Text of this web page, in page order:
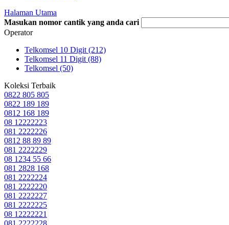
Halaman Utama
Masukan nomor cantik yang anda cari
Operator
Telkomsel 10 Digit (212)
Telkomsel 11 Digit (88)
Telkomsel (50)
Koleksi Terbaik
0822 805 805
0822 189 189
0812 168 189
08 12222223
081 2222226
0812 88 89 89
081 2222229
08 1234 55 66
081 2828 168
081 2222224
081 2222220
081 2222227
081 2222225
08 12222221
081 2222228